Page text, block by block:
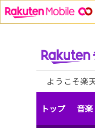
ようこそ楽
トップ 音楽